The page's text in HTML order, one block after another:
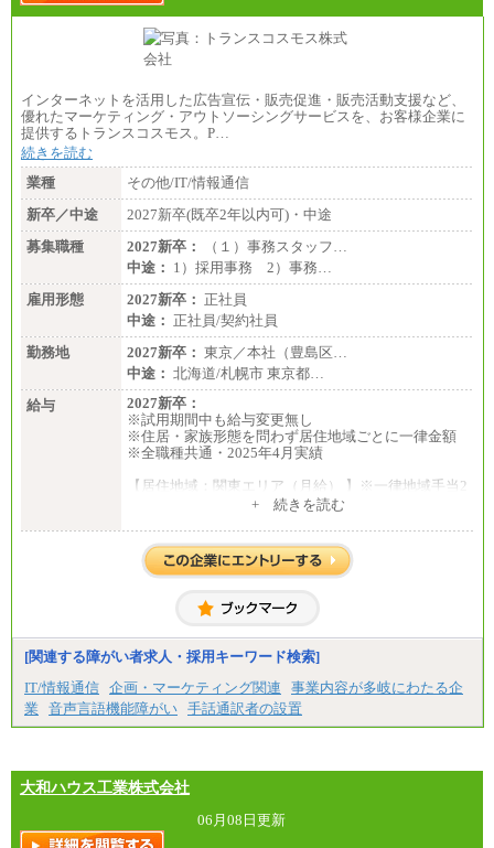
インターネットを活用した広告宣伝・販売促進・販売活動支援など、
優れたマーケティング・アウトソーシングサービスを、お客様企業に
提供するトランスコスモス。P…
続きを読む
業種
その他/IT/情報通信
新卒／中途
2027新卒(既卒2年以内可)・中途
募集職種
2027新卒：
（１）事務スタッフ…
中途： 1）採用事務 2）事務…
雇用形態
2027新卒： 正社員
中途： 正社員/契約社員
勤務地
2027新卒： 東京／本社（豊島区…
中途： 北海道/札幌市 東京都…
給与
2027新卒：
※試用期間中も給与変更無し
※住居・家族形態を問わず居住地域ごとに一律金額
※全職種共通・2025年4月実績
【居住地域：関東エリア（月給） 】※一律地域手当2
大学卒：250,000円
高専卒：244,800円
短大・専門3年制卒：235,300円
専門1年制卒：212,900円
【居住地域：関西エリア（月給） 】※一律地域手当1
5,000円含む
大学院卒：266,100円
大学卒：240,000円
高専卒：234,800円
短大・専門3年制卒：225,300円
中途：
【全職種共通】
〔正社員〕
月給212,900円～330,000円
※実務経験に応じてご相談させていただきます（上
+ 続きを読む
[関連する障がい者求人・採用キーワード検索]
IT/情報通信 企画・マーケティング関連
事業内容が多岐にわたる企
業
音声言語機能障がい 手話通訳者の設置
大和ハウス工業株式会社
06月08日更新